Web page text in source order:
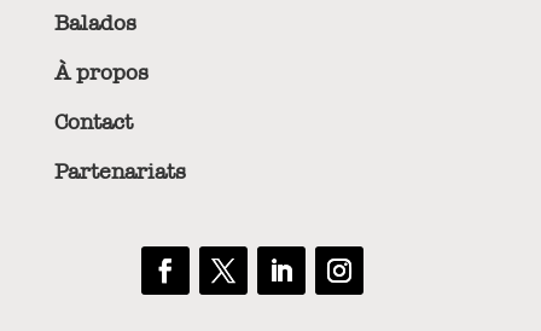
Balados
À propos
Contact
Partenariats